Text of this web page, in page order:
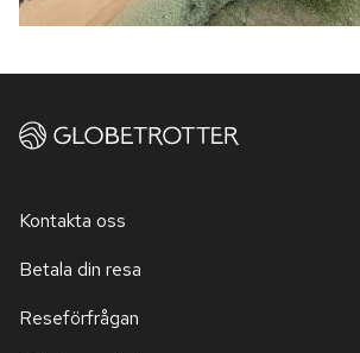
Kontakta oss
Betala din resa
Reseförfrågan